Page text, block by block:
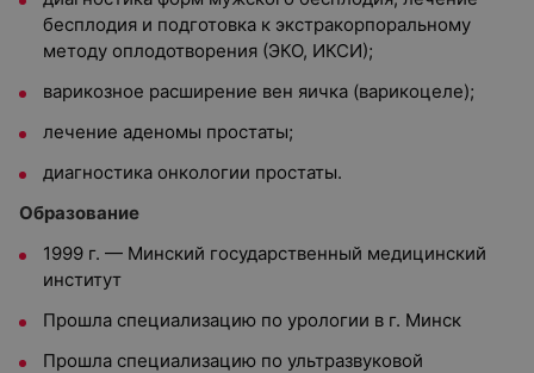
бесплодия и подготовка к экстракорпоральному
методу оплодотворения (ЭКО, ИКСИ);
варикозное расширение вен яичка (варикоцеле);
лечение аденомы простаты;
диагностика онкологии простаты.
Образование
1999 г. — Минский государственный медицинский
институт
Прошла специализацию по урологии в г. Минск
Прошла специализацию по ультразвуковой